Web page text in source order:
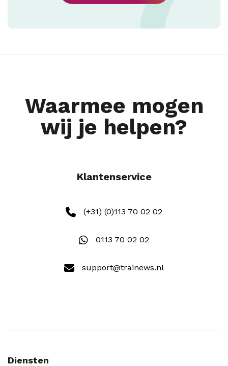
Waarmee mogen
wij je helpen?
Klantenservice
(+31) (0)113 70 02 02
0113 70 02 02
support@trainews.nl
Diensten